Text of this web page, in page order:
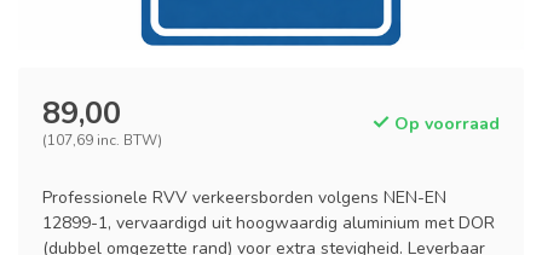
89,00
(107,69 inc. BTW)
Op voorraad
Professionele RVV verkeersborden volgens NEN-EN
12899-1, vervaardigd uit hoogwaardig aluminium met DOR
(dubbel omgezette rand) voor extra stevigheid. Leverbaar